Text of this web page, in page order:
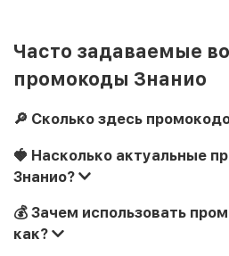
Часто задаваемые
промокоды Знанио
🔎 Сколько здесь
🍓 Насколько актуальные
Знанио?
💰 Зачем использовать
как?